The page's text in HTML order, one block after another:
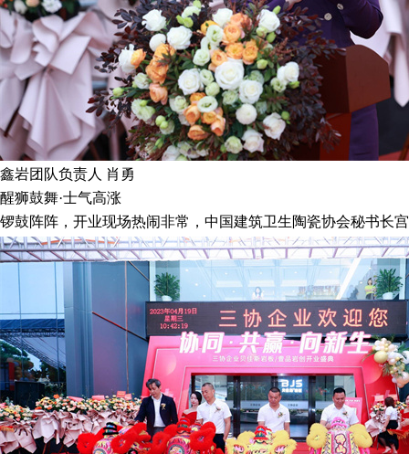
鑫岩团队负责人 肖勇
醒狮鼓舞·士气高涨
锣鼓阵阵，开业现场热闹非常，中国建筑卫生陶瓷协会秘书长